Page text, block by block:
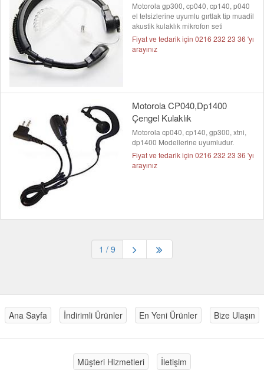
Motorola gp300, cp040, cp140, p040
el telsizlerine uyumlu gırtlak tip muadil
akustik kulaklık mikrofon seti
Fiyat ve tedarik için 0216 232 23 36 'yı
arayınız
Motorola CP040,Dp1400
Çengel Kulaklık
Motorola cp040, cp140, gp300, xtni,
dp1400 Modellerine uyumludur.
Fiyat ve tedarik için 0216 232 23 36 'yı
arayınız
1 / 9
Ana Sayfa İndirimli Ürünler En Yeni Ürünler Bize Ulaşın
Müşteri Hizmetleri İletişim